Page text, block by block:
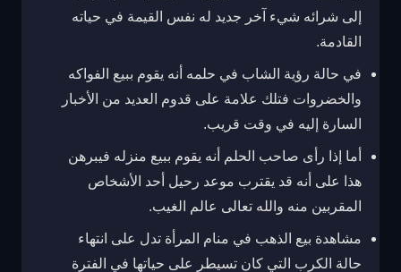
إلى شرائه شيء آخر جديد له نفس القيمة في حياته
القادمة.
في حالة رؤية الشاب في حلمه أنه يقوم ببيع الفواكه
والخضروات فتلك علامة على قدوم العديد من الأخبار
السارة إليه في وقت قريب.
أما إذا رأى صاحب الحلم أنه يقوم ببيع منزله فيبرهن
هذا على أنه قد يقترب موعد رحيل أحد الأشخاص
المقربين منه والله تعالى عالم الغيب.
مشاهدة بيع الذهب في منام المرأة تدل على انتهاء
حالة الكرب التي كان تسيطر على حياتها في الفترة